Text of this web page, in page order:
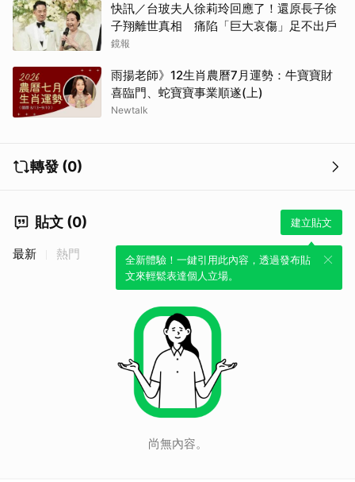
快訊／台玻夫人徐莉玲回應了！還原長子徐
子翔離世真相 痛陷「巨大哀傷」足不出戶
鏡報
雨揚老師》12生肖農曆7月運勢：牛寶寶財
喜臨門、蛇寶寶事業順遂(上)
Newtalk
轉發 (0)
貼文 (0) 建立貼文
全新體驗！一鍵引用此內容，透過發布貼
文來輕鬆表達個人立場。
最新 熱門
尚無內容。